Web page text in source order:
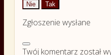
Nie Tak
Zgłoszenie wysłane
Twój komentarz został